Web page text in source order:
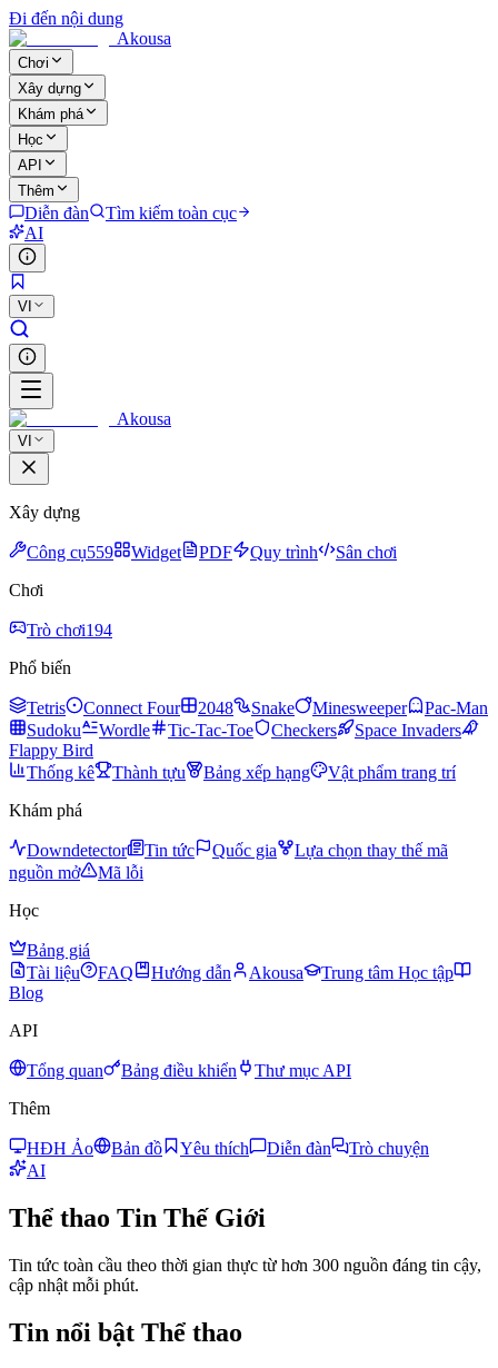
Đi đến nội dung
Akousa
Chơi
Xây dựng
Khám phá
Học
API
Thêm
Diễn đàn
Tìm kiếm toàn cục
AI
VI
Akousa
VI
Xây dựng
Công cụ559 Widget PDF Quy trình
Sân chơi
Chơi
Trò chơi194
Phổ biến
Tetris Connect Four 2048 Snake Minesweeper
Pac-Man
Sudoku
Wordle Tic-Tac-Toe Checkers
Space Invaders
Flappy Bird
Thống kê
Thành tựu Bảng xếp hạng
Vật phẩm trang trí
Khám phá
Downdetector Tin tức Quốc gia
Lựa chọn thay thế mã
nguồn mở
Mã lỗi
Học
Bảng giá
Tài liệu
FAQ Hướng dẫn Akousa
Trung tâm Học tập
Blog
API
Tổng quan Bảng điều khiển
Thư mục API
Thêm
HĐH Ảo Bản đồ Yêu thích Diễn đàn
Trò chuyện
AI
Thể thao Tin Thế Giới
Tin tức toàn cầu theo thời gian thực từ hơn 300 nguồn đáng tin cậy,
cập nhật mỗi phút.
Tin nổi bật Thể thao